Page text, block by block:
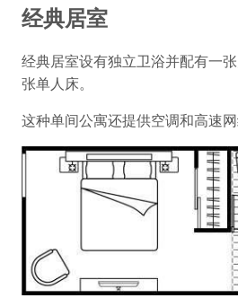
经典居室
经典居室设有独立卫浴并配有一
张单人床。
这种单间公寓还提供空调和高速网